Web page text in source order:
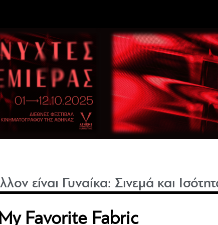
είναι Γυναίκα: Σινεμά και
Favorite Fabric